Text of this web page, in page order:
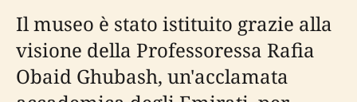
Il museo è stato istituito grazie alla
visione della Professoressa Rafia
Obaid Ghubash, un'acclamata